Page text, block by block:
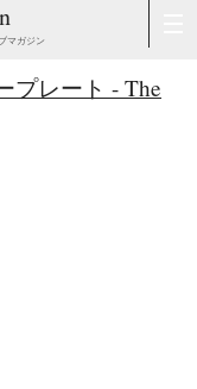
マガジン
プレート - The